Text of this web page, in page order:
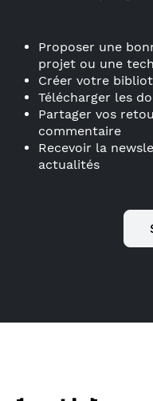
Proposer une
projet ou une
Créer votre
Télécharger les
Partager vos
commentaire
Recevoir la
actualités